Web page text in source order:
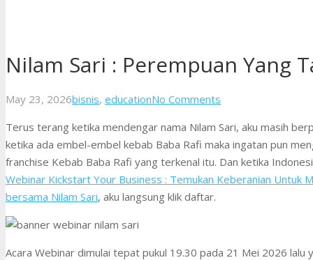
Nilam Sari : Perempuan Yang
May 23, 2026bisnis, educationNo Comments
Terus terang ketika mendengar nama Nilam Sari, aku masih
ketika ada embel-embel kebab Baba Rafi maka ingatan pun
franchise Kebab Baba Rafi yang terkenal itu. Dan ketika
Webinar Kickstart Your Business : Temukan Keberanian Untuk
bersama Nilam Sari, aku langsung klik daftar.
Acara Webinar dimulai tepat pukul 19.30 pada 21 Mei 2026 lalu